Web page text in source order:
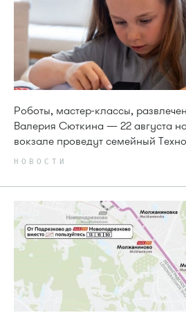
Роботы, мастер-классы,
Валерия Сюткина — 22 августа
вокзале проведут семейный
НОВОСТИ